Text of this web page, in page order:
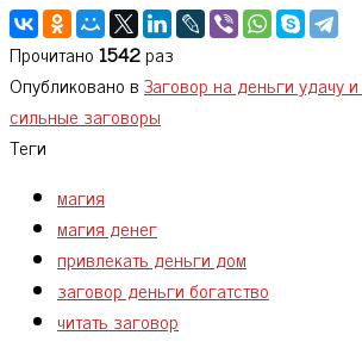
Прочитано1542раз
Опубликовано вЗаговор на деньги удачу
сильные заговоры
Теги
магия
магия денег
привлекать деньги дом
заговор деньги богатство
читать заговор